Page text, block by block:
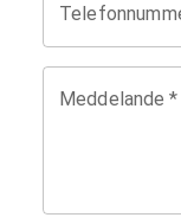
Meddelande *